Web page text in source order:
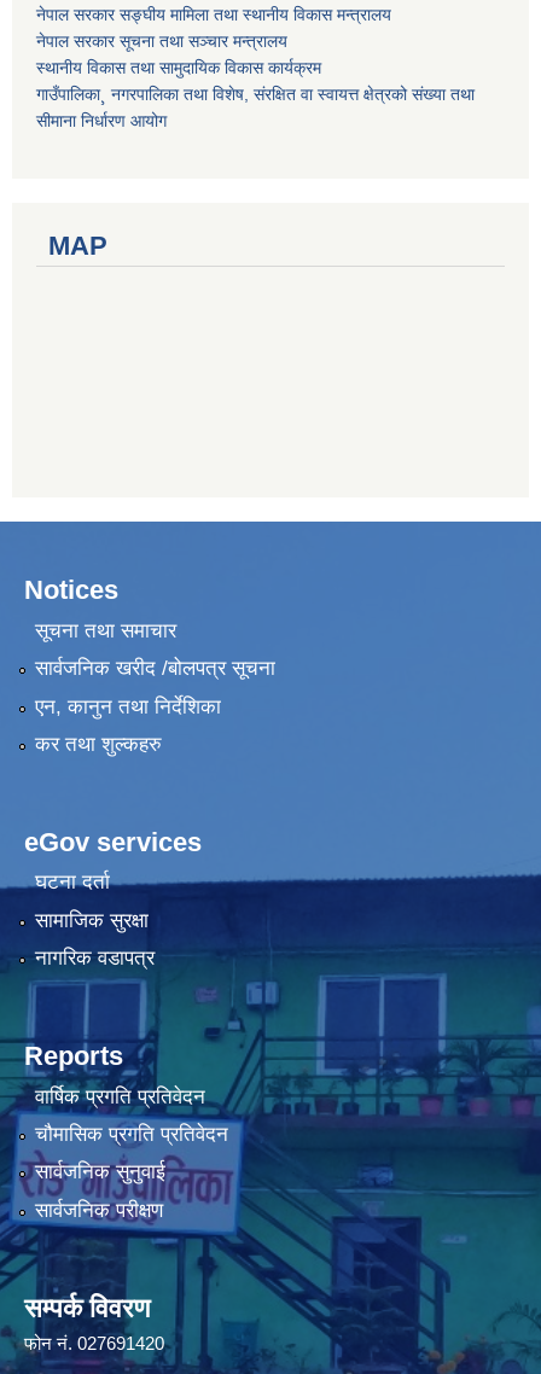
नेपाल सरकार सङ्घीय मामिला तथा स्थानीय विकास मन्त्रालय
नेपाल सरकार सूचना तथा सञ्चार मन्त्रालय
स्थानीय विकास तथा सामुदायिक विकास कार्यक्रम
गाउँपालिका¸ नगरपालिका तथा विशेष, संरक्षित वा स्वायत्त क्षेत्रको संख्या तथा
सीमाना निर्धारण आयोग
MAP
Notices
सूचना तथा समाचार
सार्वजनिक खरीद /बोलपत्र सूचना
एन, कानुन तथा निर्देशिका
कर तथा शुल्कहरु
eGov services
घटना दर्ता
सामाजिक सुरक्षा
नागरिक वडापत्र
Reports
वार्षिक प्रगति प्रतिवेदन
चौमासिक प्रगति प्रतिवेदन
सार्वजनिक सुनुवाई
सार्वजनिक परीक्षण
सम्पर्क विवरण
फोन न‌ं. 027691420